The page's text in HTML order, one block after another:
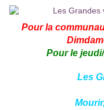
Pour la
Pour le
Les